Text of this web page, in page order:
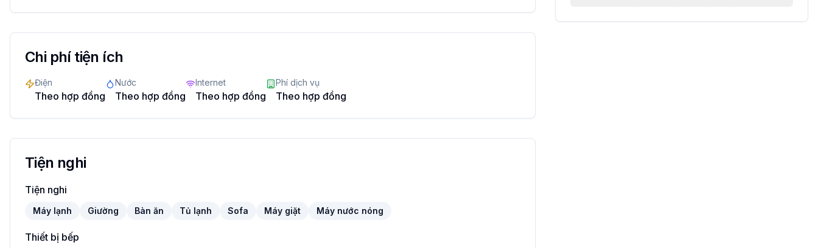
Chi phí tiện ích
Điện
Theo hợp đồng
Nước
Theo hợp đồng
Internet
Theo hợp đồng
Phí dịch vụ
Theo hợp đồng
Tiện nghi
Tiện nghi
Máy lạnh Giường Bàn ăn Tủ lạnh Sofa Máy giặt Máy nước nóng
Thiết bị bếp